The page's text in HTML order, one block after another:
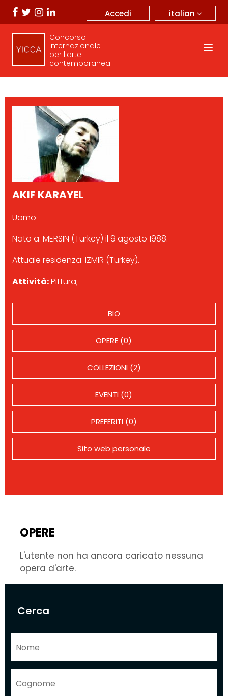
italian
Accedi
Concorso
internazionale
per l'arte
contemporanea
Cerca
AKIF KARAYEL
Uomo
Nato a: MERSIN (Turkey) il 9 agosto 1988.
Attuale residenza: IZMIR (Turkey).
Attività:Pittura;
BIO
OPERE (0)
COLLEZIONI (2)
EVENTI (0)
PREFERITI (0)
Sito web personale
OPERE
L'utente non ha ancora caricato nessuna
opera d'arte.